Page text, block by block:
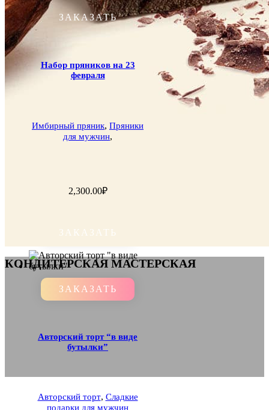
КОНДИТЕРСКАЯ МАСТЕРСКАЯ
ЗАКАЗАТЬ
Набор пряников на 23
февраля
Имбирный пряник, Пряники
для мужчин,
2,300.00₽
ЗАКАЗАТЬ
ЗАКАЗАТЬ
Авторский торт “в виде
бутылки”
Авторский торт, Сладкие
подарки для мужчин